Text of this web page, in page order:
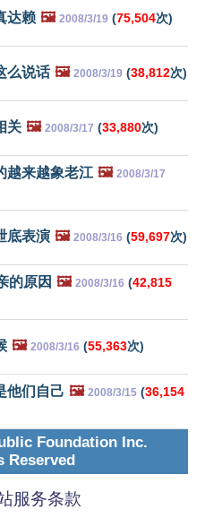
达赖 🖼️ 2008/3/19 (75,504次)
么说话 🖼️ 2008/3/19 (38,812次)
关 🖼️ 2008/3/17 (33,880次)
越来越象老江 🖼️ 2008/3/17
底表演 🖼️ 2008/3/16 (59,697次)
的原因 🖼️ 2008/3/16 (42,815
🖼️ 2008/3/16 (55,363次)
他们自己 🖼️ 2008/3/15 (36,154
Foundation Inc.
Reserved
服务条款